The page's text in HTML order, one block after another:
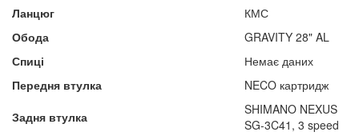
Ланцюг
КМС
Обода
GRAVITY 28" AL
Спиці
Немає даних
Передня втулка
NECO картридж
Задня втулка
SHIMANO NEXUS
SG-3C41, 3 speed